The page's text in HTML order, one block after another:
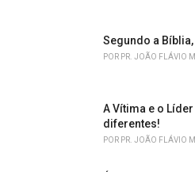
Segundo a
POR PR. JOÃO FLÁVIO
A Vítima e o
diferentes!
POR PR. JOÃO FLÁVIO